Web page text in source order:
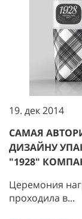
19. дек 2014
САМАЯ
ДИЗАЙНУ
"1928"
Церемония
проходила в...